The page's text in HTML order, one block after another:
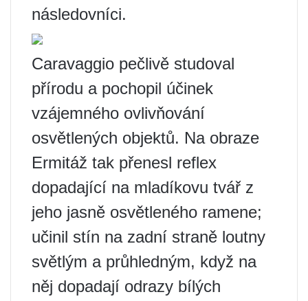
následovníci.
Caravaggio pečlivě studoval
přírodu a pochopil účinek
vzájemného ovlivňování
osvětlených objektů. Na obraze
Ermitáž tak přenesl reflex
dopadající na mladíkovu tvář z
jeho jasně osvětleného ramene;
učinil stín na zadní straně loutny
světlým a průhledným, když na
něj dopadají odrazy bílých